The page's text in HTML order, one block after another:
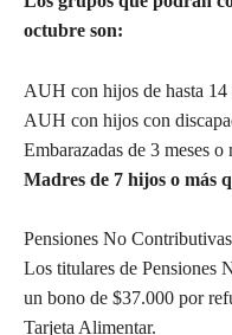
octubre son:
AUH con hijos de hasta 14
AUH con hijos con
Embarazadas de 3 meses
Madres de 7 hijos o más
Pensiones No
Los titulares de Pensiones
un bono de $37.000 por
Tarjeta Alimentar.